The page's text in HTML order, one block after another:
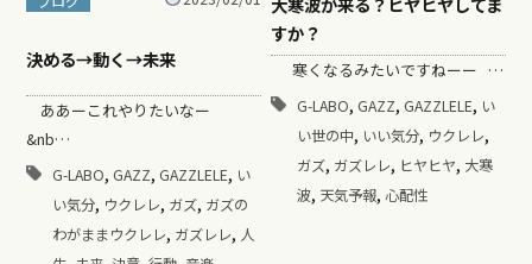
決める→動く→未来
ああーこれやりたいなー
&nb…
G-LABO, GAZZ, GAZZLELE, い
い気分, ウクレレ, ガズ, ガズの
わがままウクレレ, ガズレレ, 人
すか？
寒くなるみたいですねーー …
G-LABO, GAZZ, GAZZLELE, い
い世の中, いい気分, ウクレレ,
ガズ, ガズレレ, ヒヤヒヤ, 大寒
波, 天気予報, 心配性